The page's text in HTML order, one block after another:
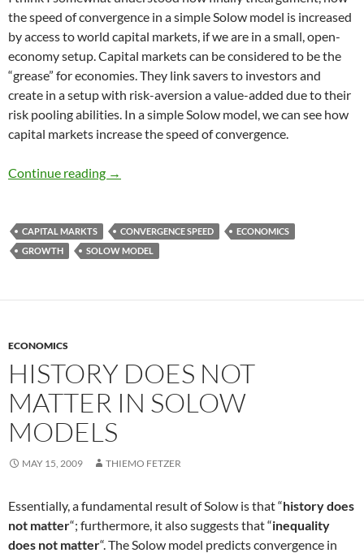
the speed of convergence in a simple Solow model is increased
by access to world capital markets, if we are in a small, open-
economy setup. Capital markets can be considered to be the
“grease” for economies. They link savers to investors and
create in a setup with risk-aversion a value-added due to their
risk pooling abilities. In a simple Solow model, we can see how
capital markets increase the speed of convergence.
Continue reading Speed of Convergence and Capital markets
→
CAPITAL MARKTS CONVERGENCE SPEED
ECONOMICS
GROWTH
SOLOW MODEL
ECONOMICS
HISTORY DOES NOT
MATTER IN SOLOW
MODELS
MAY 15, 2009 THIEMO FETZER
Essentially, a fundamental result of Solow is that “history does
not matter“; furthermore, it also suggests that “inequality
does not matter“. The Solow model predicts convergence in